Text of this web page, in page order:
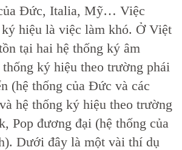
Đức, Italia, Mỹ… Việc
ký hiệu là việc làm khó. Ở Việt
tại hai hệ thống ký âm
ký hiệu theo trường phái
(hệ thống của Đức và các
hệ thống ký hiệu theo trường
Pop đương đại (hệ thống của
Dưới đây là một vài thí dụ